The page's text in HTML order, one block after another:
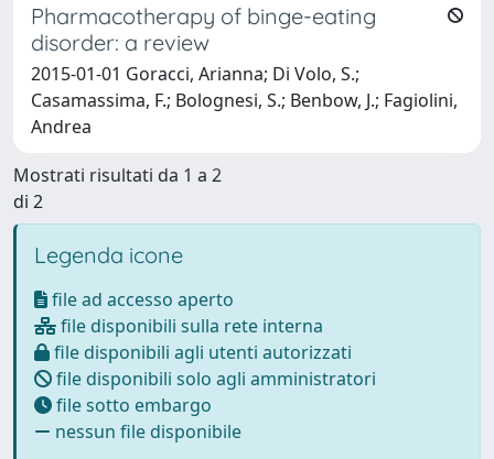
Pharmacotherapy of binge-eating
disorder: a review
2015-01-01 Goracci, Arianna; Di Volo, S.;
Casamassima, F.; Bolognesi, S.; Benbow, J.; Fagiolini,
Andrea
Mostrati risultati da 1 a 2
di 2
Legenda icone
file ad accesso aperto
file disponibili sulla rete interna
file disponibili agli utenti autorizzati
file disponibili solo agli amministratori
file sotto embargo
nessun file disponibile